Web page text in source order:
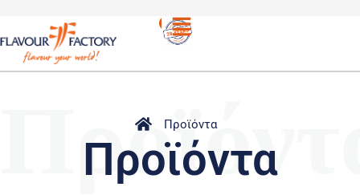
Προϊόντα
Προϊόντα